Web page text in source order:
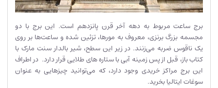
برج ساعت مربوط به دهه آخر قرن پانزدهم است. این برج با دو
مجسمه بزرگ برنزی، معروف به مورها، تزئین شده و ساعت‌ها بر روی
یک ناقوس ضربه می‌زنند. در زیر این سطح، شیر بالدار سنت مارک با
کتاب باز، قبل از پس زمینه آبی با ستاره های طلایی قرار دارد. در اطراف
این برج مراکز خریدی وجود دارد، که می‌توانید چیز‌هایی به عنوان
سوغات ایتالیا بخرید.